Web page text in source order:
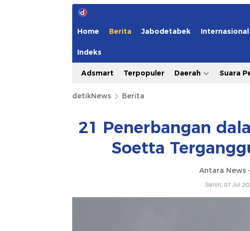
Home Berita Jabodetabek Internasional
Indeks
Adsmart Terpopuler Daerah Suara
detikNews Berita
21 Penerbangan
Soetta
Antara News -
Senin, 07 Jul